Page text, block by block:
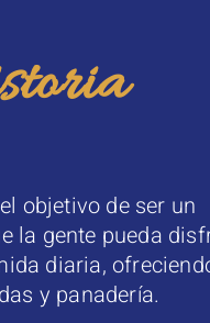
objetivo de ser un
la gente pueda
diaria,
y panadería.